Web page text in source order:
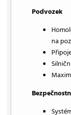
Podvozek
na